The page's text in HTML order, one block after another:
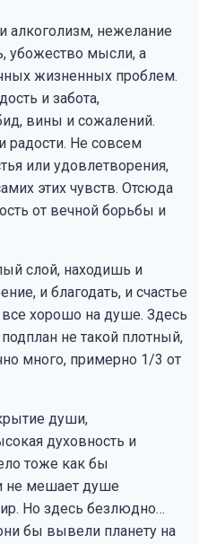
алкоголизм, нежелание
убожество мысли, а
жизненных проблем.
и забота,
вины и сожалений.
радости. Не совсем
или удовлетворения,
этих чувств. Отсюда
от вечной борьбы и
слой, находишь и
и благодать, и счастье
хорошо на душе. Здесь
не такой плотный,
много, примерно 1/3 от
души,
духовность и
тоже как бы
не мешает душе
Но здесь безлюдно…
бы вывели планету на